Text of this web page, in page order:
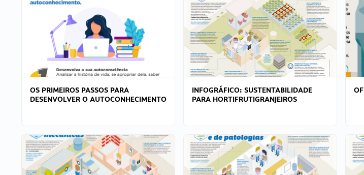
OS PRIMEIROS PASSOS PARA
DESENVOLVER O AUTOCONHECIMENTO
INFOGRÁFICO: SUSTENTABILIDADE
PARA HORTIFRUTIGRANJEIROS